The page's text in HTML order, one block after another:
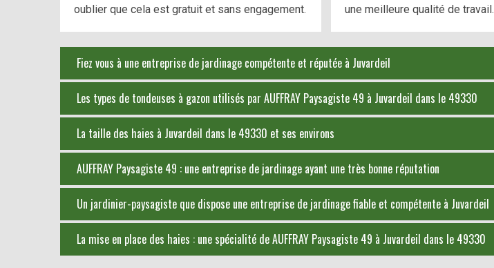
oublier que cela est gratuit et sans engagement.
une meilleure qualité de travail.
Fiez vous à une entreprise de jardinage compétente et réputée à Juvardeil
Les types de tondeuses à gazon utilisés par AUFFRAY Paysagiste 49 à Juvardeil dans le 49330
La taille des haies à Juvardeil dans le 49330 et ses environs
AUFFRAY Paysagiste 49 : une entreprise de jardinage ayant une très bonne réputation
Un jardinier-paysagiste que dispose une entreprise de jardinage fiable et compétente à Juvardeil
La mise en place des haies : une spécialité de AUFFRAY Paysagiste 49 à Juvardeil dans le 49330